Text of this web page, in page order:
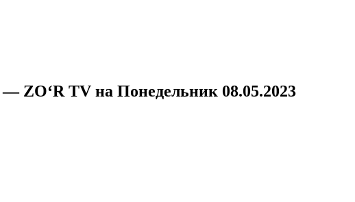
— ZO‘R TV на Понедельник 08.05.2023